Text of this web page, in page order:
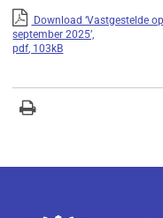
Download ‘Vastgestelde
september 2025’,
pdf, 103kB